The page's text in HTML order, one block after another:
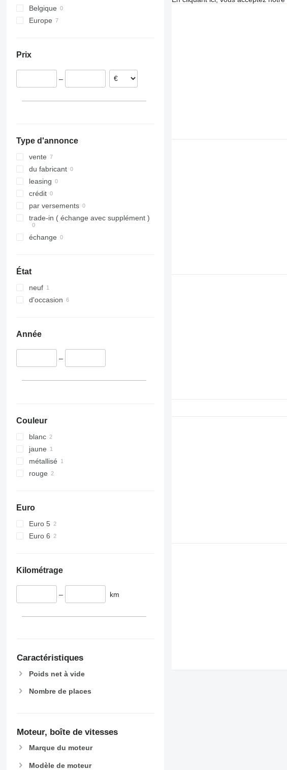
Tourismo
Travego
BM
Carrus
Belgique
Europe
Pologne
Pays-Bas
Prix
–
Type d'annonce
vente
du fabricant
leasing
crédit
par versements
trade-in ( échange avec supplément )
échange
État
neuf
d'occasion
Année
–
Couleur
blanc
jaune
métallisé
rouge
Euro
Euro 5
Euro 6
Kilométrage
– km
Caractéristiques
Poids net à vide
Nombre de places
Moteur, boîte de vitesses
Marque du moteur
Modèle de moteur